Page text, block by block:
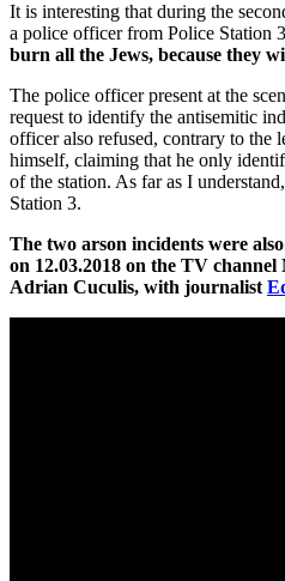
It is interesting that during the
a police officer from Police Station
burn all the Jews, because they
The police officer present at the
request to identify the antisemitic
officer also refused, contrary to the
himself, claiming that he only
of the station. As far as I
Station 3.
The two arson incidents were
on 12.03.2018 on the TV
Adrian Cuculis, with journalist